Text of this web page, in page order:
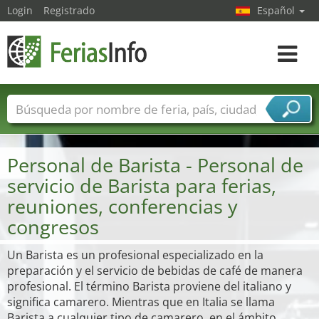
Personal de Barista - Personal de
servicio de Barista para ferias,
reuniones, conferencias y
congresos
Un Barista es un profesional especializado en la
preparación y el servicio de bebidas de café de manera
profesional. El término Barista proviene del italiano y
significa camarero. Mientras que en Italia se llama
Login Registrado Español
toggle
Nombres de ferias Países
Ciudades
Sectores de ferias
Sectores de proveedor de servicios